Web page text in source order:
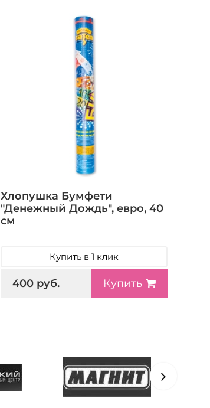
Хлопушка Бумфети
"Денежный Дождь", евро, 40
см
Купить в 1 клик
400 руб. Купить